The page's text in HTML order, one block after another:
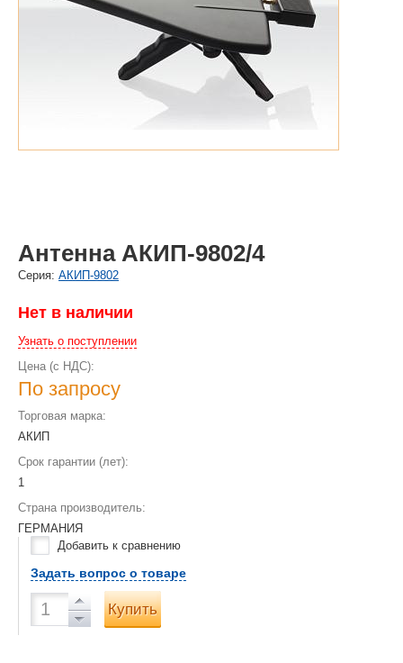
Антенна АКИП-9802/4
Cерия: АКИП-9802
Нет в наличии
Узнать о поступлении
Цена (с НДС):
По запросу
Торговая марка:
АКИП
Срок гарантии (лет):
1
Страна производитель:
ГЕРМАНИЯ
Добавить к сравнению
Задать вопрос о товаре
Купить